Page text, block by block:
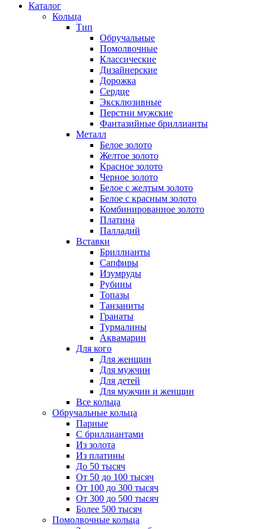
Каталог
Кольца
Тип
Обручальные
Помолвочные
Классические
Дизайнерские
Дорожка
Сердце
Эксклюзивные
Перстни мужские
Фантазийные бриллианты
Металл
Белое золото
Желтое золото
Красное золото
Черное золото
Белое с желтым золото
Белое с красным золото
Комбинированное золото
Платина
Палладий
Вставки
Бриллианты
Сапфиры
Изумруды
Рубины
Топазы
Танзаниты
Гранаты
Турмалины
Аквамарин
Для кого
Для женщин
Для мужчин
Для детей
Для мужчин и женщин
Все кольца
Обручальные кольца
Парные
С бриллиантами
Из золота
Из платины
До 50 тысяч
От 50 до 100 тысяч
От 100 до 300 тысяч
От 300 до 500 тысяч
Более 500 тысяч
Помолвочные кольца